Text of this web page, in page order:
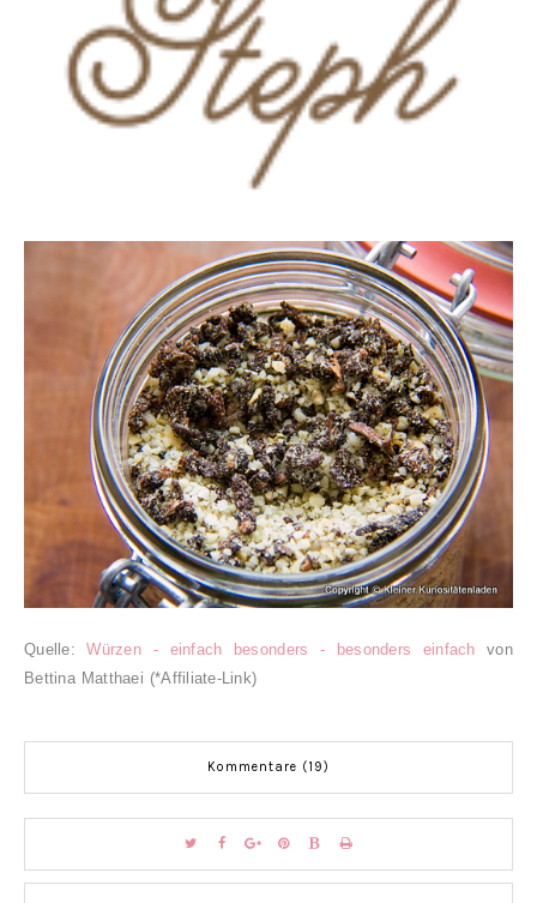
Quelle:Würzen - einfach besonders - besonders einfach von
Bettina Matthaei (*Affiliate-Link)
Kommentare (19)